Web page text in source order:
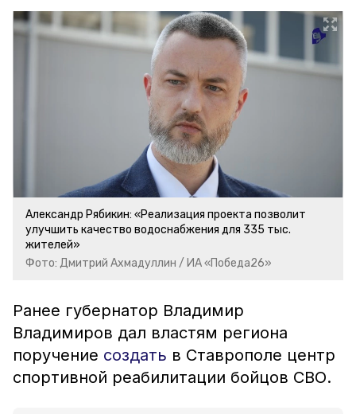
Александр Рябикин: «Реализация проекта позволит
улучшить качество водоснабжения для 335 тыс.
жителей»
Фото: Дмитрий Ахмадуллин / ИА «Победа26»
Ранее губернатор Владимир
Владимиров дал властям региона
поручение создать в Ставрополе центр
спортивной реабилитации бойцов СВО.